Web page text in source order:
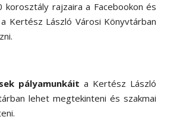
korosztály rajzaira a Facebookon és
Kertész László Városi Könyvtárban
pályamunkáit a Kertész László
lehet megtekinteni és szakmai